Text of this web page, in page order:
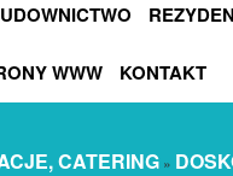
WWW KONTAKT
CATERING »